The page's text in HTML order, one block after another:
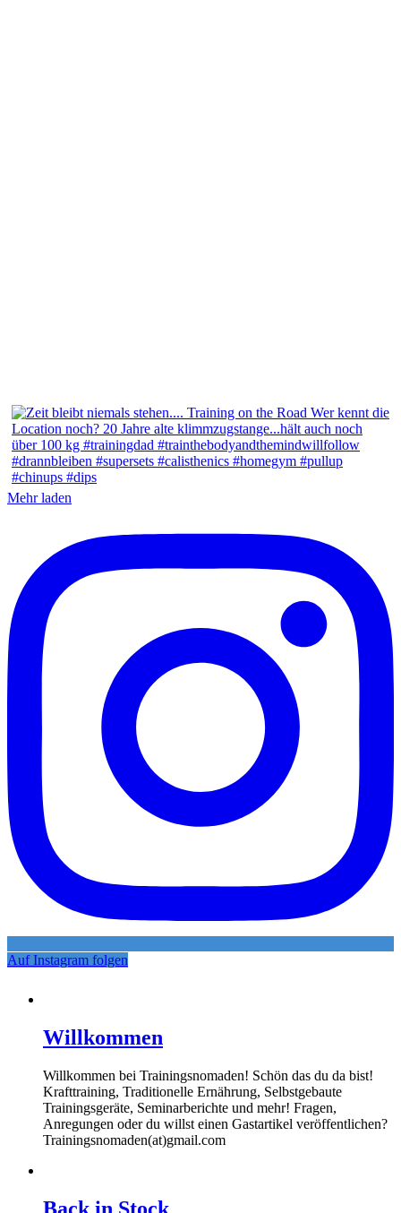
Mehr laden
Auf Instagram folgen
Willkommen
Willkommen bei Trainingsnomaden! Schön das du da bist!
Krafttraining, Traditionelle Ernährung, Selbstgebaute
Trainingsgeräte, Seminarberichte und mehr! Fragen,
Anregungen oder du willst einen Gastartikel veröffentlichen?
Trainingsnomaden(at)gmail.com